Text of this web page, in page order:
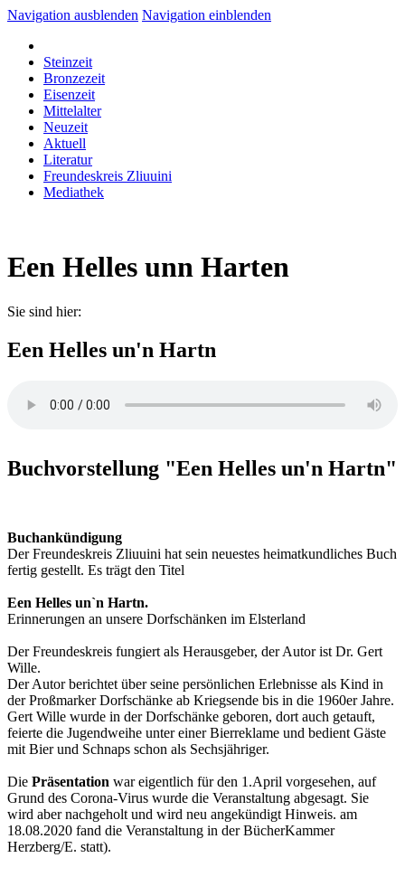
Navigation ausblenden Navigation einblenden
Steinzeit
Bronzezeit
Eisenzeit
Mittelalter
Neuzeit
Aktuell
Literatur
Freundeskreis Zliuuini
Mediathek
Een Helles unn Harten
Sie sind hier:
Een Helles un'n Hartn
Buchvorstellung "Een Helles un'n Hartn"
Buchankündigung
Der Freundeskreis Zliuuini hat sein neuestes heimatkundliches Buch
fertig gestellt. Es trägt den Titel
Een Helles un`n Hartn.
Erinnerungen an unsere Dorfschänken im Elsterland
Der Freundeskreis fungiert als Herausgeber, der Autor ist Dr. Gert
Wille.
Der Autor berichtet über seine persönlichen Erlebnisse als Kind in
der Proßmarker Dorfschänke ab Kriegsende bis in die 1960er Jahre.
Gert Wille wurde in der Dorfschänke geboren, dort auch getauft,
feierte die Jugendweihe unter einer Bierreklame und bedient Gäste
mit Bier und Schnaps schon als Sechsjähriger.
Die Präsentation war eigentlich für den 1.April vorgesehen, auf
Grund des Corona-Virus wurde die Veranstaltung abgesagt. Sie
wird aber nachgeholt und wird neu angekündigt Hinweis. am
18.08.2020 fand die Veranstaltung in der BücherKammer
Herzberg/E. statt).